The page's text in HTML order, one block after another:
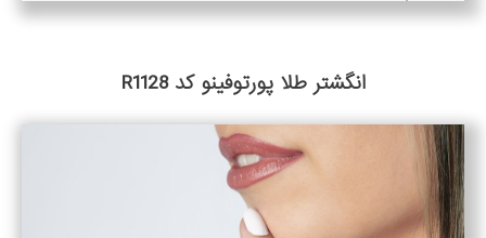
انگشتر طلا پورتوفینو کد R1128